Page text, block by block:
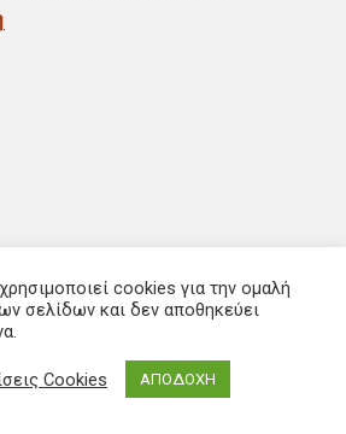
cookies για την ομαλή
σελίδων και δεν αποθηκεύει
Cookies ΑΠΟΔΟΧΗ